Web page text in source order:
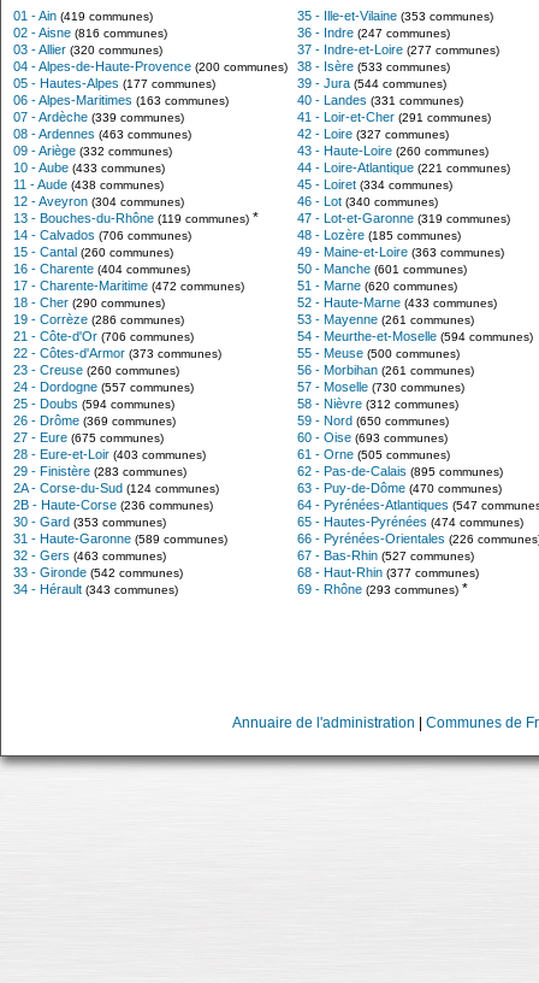
01 - Ain (419 communes)
02 - Aisne (816 communes)
03 - Allier (320 communes)
04 - Alpes-de-Haute-Provence (200 communes)
05 - Hautes-Alpes (177 communes)
06 - Alpes-Maritimes (163 communes)
07 - Ardèche (339 communes)
08 - Ardennes (463 communes)
09 - Ariège (332 communes)
10 - Aube (433 communes)
11 - Aude (438 communes)
12 - Aveyron (304 communes)
13 - Bouches-du-Rhône (119 communes) *
14 - Calvados (706 communes)
15 - Cantal (260 communes)
16 - Charente (404 communes)
17 - Charente-Maritime (472 communes)
18 - Cher (290 communes)
19 - Corrèze (286 communes)
21 - Côte-d'Or (706 communes)
22 - Côtes-d'Armor (373 communes)
23 - Creuse (260 communes)
24 - Dordogne (557 communes)
25 - Doubs (594 communes)
26 - Drôme (369 communes)
27 - Eure (675 communes)
28 - Eure-et-Loir (403 communes)
29 - Finistère (283 communes)
2A - Corse-du-Sud (124 communes)
2B - Haute-Corse (236 communes)
30 - Gard (353 communes)
31 - Haute-Garonne (589 communes)
32 - Gers (463 communes)
33 - Gironde (542 communes)
34 - Hérault (343 communes)
35 - Ille-et-Vilaine (353 communes)
36 - Indre (247 communes)
37 - Indre-et-Loire (277 communes)
38 - Isère (533 communes)
39 - Jura (544 communes)
40 - Landes (331 communes)
41 - Loir-et-Cher (291 communes)
42 - Loire (327 communes)
43 - Haute-Loire (260 communes)
44 - Loire-Atlantique (221 communes)
45 - Loiret (334 communes)
46 - Lot (340 communes)
47 - Lot-et-Garonne (319 communes)
48 - Lozère (185 communes)
49 - Maine-et-Loire (363 communes)
50 - Manche (601 communes)
51 - Marne (620 communes)
52 - Haute-Marne (433 communes)
53 - Mayenne (261 communes)
54 - Meurthe-et-Moselle (594 communes)
55 - Meuse (500 communes)
56 - Morbihan (261 communes)
57 - Moselle (730 communes)
58 - Nièvre (312 communes)
59 - Nord (650 communes)
60 - Oise (693 communes)
61 - Orne (505 communes)
62 - Pas-de-Calais (895 communes)
63 - Puy-de-Dôme (470 communes)
64 - Pyrénées-Atlantiques (547
65 - Hautes-Pyrénées (474 communes)
66 - Pyrénées-Orientales (226
67 - Bas-Rhin (527 communes)
68 - Haut-Rhin (377 communes)
69 - Rhône (293 communes) *
Annuaire de l'administration Communes de